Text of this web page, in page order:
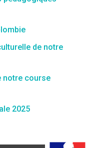
de notre
notre course
2025